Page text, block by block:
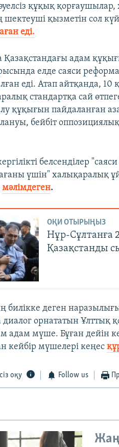
құқық
шектеуші қызметін сол
еді.
адам
елде саяси
еді. Атап айтқанда, 10
стандартқа сай
құқығын пайдаланған
бейбіт
белсенділер
үшін" халықаралық
мәлімдеген.
ОҚИ ОТЫРЫҢЫЗ
Нұр-Cұлтанға
Қазақстанды
деген наразылығы
орнататын Ұлттық
адам мүше. Бұған дейін
кейбір мүшелері кеңес
оқу Follow us